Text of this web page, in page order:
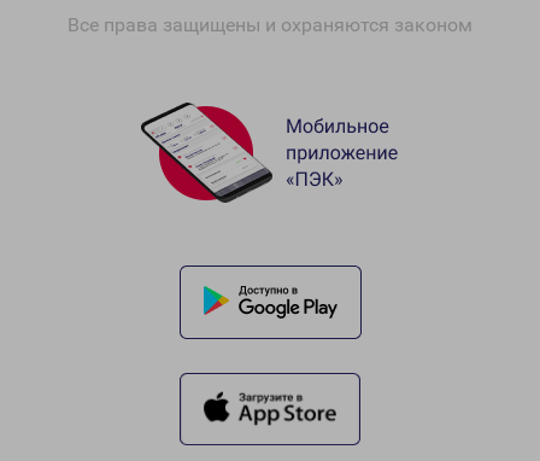
Все права защищены и охраняются законом